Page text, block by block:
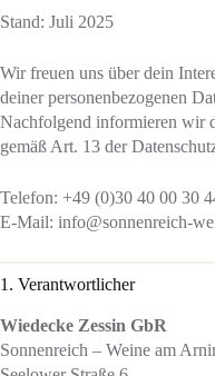
Stand: Juli 2025
Wir freuen uns über dein
deiner personenbezogenen
Nachfolgend informieren wir
gemäß Art. 13 der
Telefon: +49 (0)30 40 00 30
E-Mail: info@sonnenreich-
1. Verantwortlicher
Wiedecke Zessin GbR
Sonnenreich – Weine am